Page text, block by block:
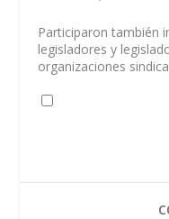
Participaron también
legisladores y
organizaciones